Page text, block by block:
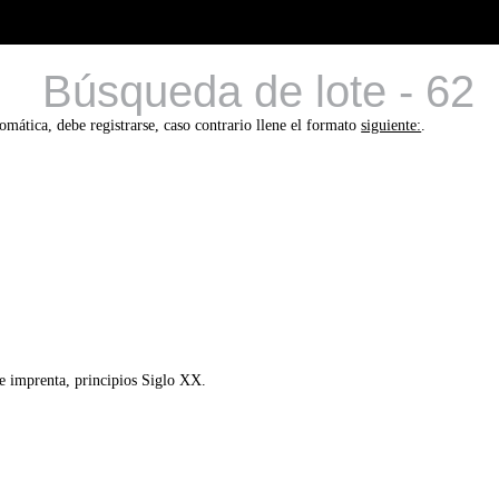
Búsqueda de lote - 62
debe registrarse, caso contrario llene el formatosiguiente:.
imprenta, principios Siglo XX.